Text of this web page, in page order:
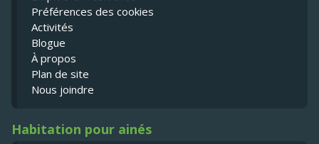
Préférences des cookies
Activités
Blogue
À propos
Plan de site
Nous joindre
Habitation pour ainés